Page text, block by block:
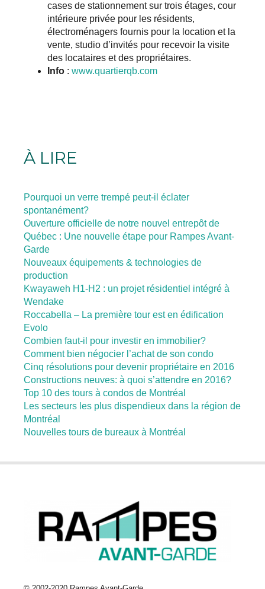
cases de stationnement sur trois étages, cour
intérieure privée pour les résidents,
électroménagers fournis pour la location et la
vente, studio d’invités pour recevoir la visite
des locataires et des propriétaires.
Info : www.quartierqb.com
À LIRE
Pourquoi un verre trempé peut-il éclater
spontanément?
Ouverture officielle de notre nouvel entrepôt de
Québec : Une nouvelle étape pour Rampes Avant-
Garde
Nouveaux équipements & technologies de
production
Kwayaweh H1-H2 : un projet résidentiel intégré à
Wendake
Roccabella – La première tour est en édification
Evolo
Combien faut-il pour investir en immobilier?
Comment bien négocier l’achat de son condo
Cinq résolutions pour devenir propriétaire en 2016
Constructions neuves: à quoi s’attendre en 2016?
Top 10 des tours à condos de Montréal
Les secteurs les plus dispendieux dans la région de
Montréal
Nouvelles tours de bureaux à Montréal